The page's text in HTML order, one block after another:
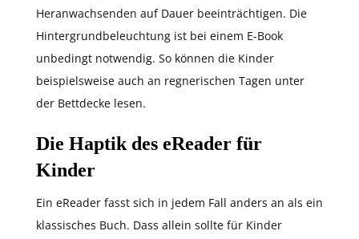
Heranwachsenden auf Dauer beeinträchtigen. Die
Hintergrundbeleuchtung ist bei einem E-Book
unbedingt notwendig. So können die Kinder
beispielsweise auch an regnerischen Tagen unter
der Bettdecke lesen.
Die Haptik des eReader für
Kinder
Ein eReader fasst sich in jedem Fall anders an als ein
klassisches Buch. Dass allein sollte für Kinder